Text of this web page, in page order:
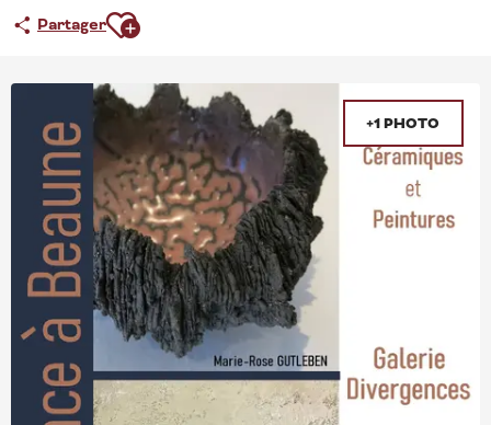
PartagerAjouter aux favoris
+1 PHOTO